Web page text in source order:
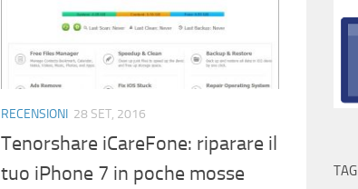
RECENSIONI 28 SET, 2016
Tenorshare iCareFone: riparare il
tuo iPhone 7 in poche mosse
TAG